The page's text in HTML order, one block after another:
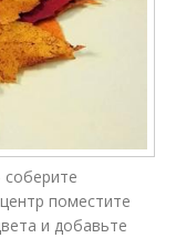
соберите
поместите
и добавьте